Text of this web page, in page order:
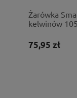
Żarówka
kelwinów
75,95 zł